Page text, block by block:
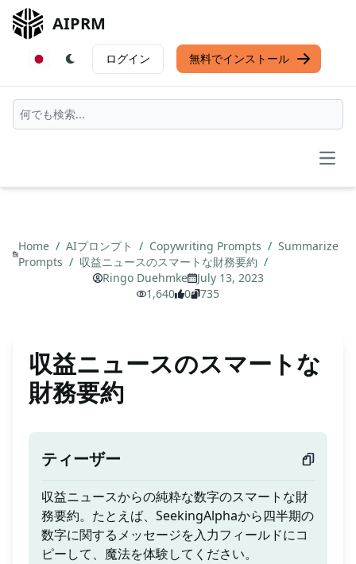
AIPRM
ログイン 無料でインストール
Home / AIプロンプト / Copywriting Prompts / Summarize
Prompts / 収益ニュースのスマートな財務要約 /
Ringo Duehmke
July 13, 2023
1,640
0 735
収益ニュースのスマートな
財務要約
ティーザー
収益ニュースからの純粋な数字のスマートな財
務要約。たとえば、SeekingAlphaから四半期の
数字に関するメッセージを入力フィールドにコ
ピーして、魔法を体験してください。